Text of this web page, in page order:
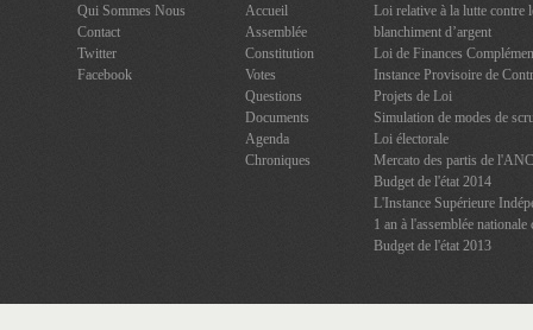
Qui Sommes Nous
Contact
Twitter
Facebook
Accueil
Assemblée
Constitution
Votes
Questions
Documents
Agenda
Chroniques
Loi relative à la lutte contre
blanchiment d’argent
Loi de Finances
Instance Provisoire de
Projets de Loi
Simulation de modes de
Loi électorale
Mercato des partis de l'ANC
Budget de l'état 2014
L'Instance Supérieure
1 an à l'assemblée nationale
Budget de l'état 2013